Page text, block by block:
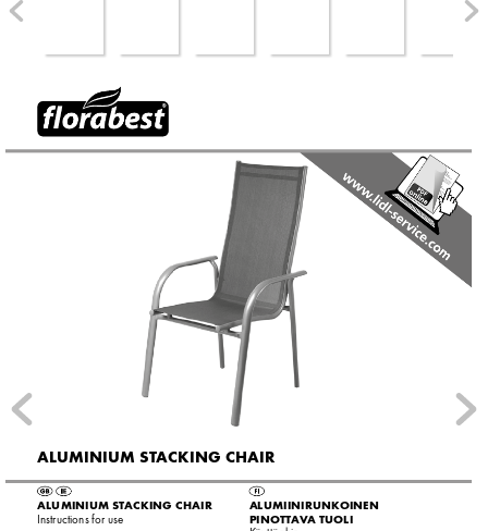
ALUMINIUM STACKING CHAIR
Instructions for use
ALUMIINIRUNKOINEN
PINOTTAVA TUOLI
ALUMINIUM STACKING CHAIR